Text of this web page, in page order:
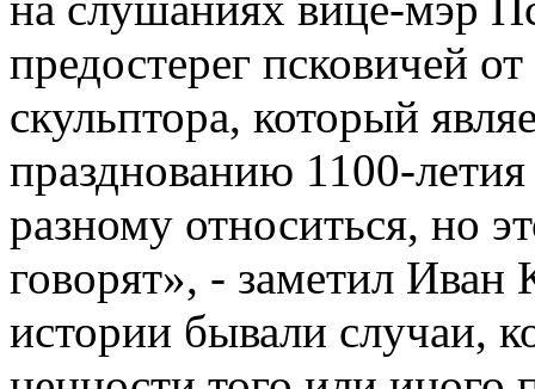
предостерег псковичей
скульптора, который
празднованию 1100-
разному относиться, но
говорят», - заметил
истории бывали случаи,